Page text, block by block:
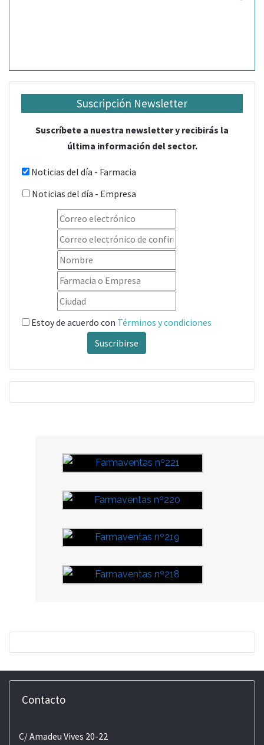
Suscripción Newsletter
Suscríbete a nuestra newsletter y recibirás la
última información del sector.
Noticias del día - Farmacia
Noticias del día - Empresa
Estoy de acuerdo con Términos y condiciones
Suscribirse
Contacto
C/ Amadeu Vives 20-22